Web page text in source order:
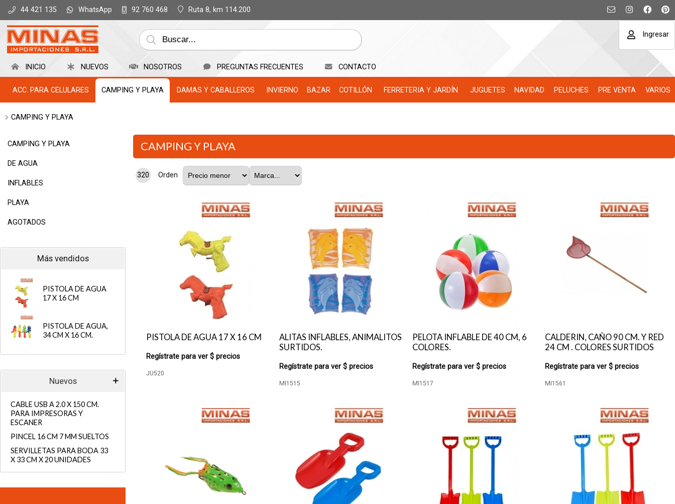
44 421 135 WhatsApp 92 760 468 Ruta 8, km 114.200
Ingresar
INICIO NUEVOS NOSOTROS PREGUNTAS FRECUENTES CONTACTO
ACC. PARA CELULARES CAMPING Y PLAYA DAMAS Y CABALLEROS INVIERNO BAZAR COTILLÓN FERRETERIA Y JARDÍN JUGUETES NAVIDAD PELUCHES PRE VENTA VARIOS
CAMPING Y PLAYA
CAMPING Y PLAYA
DE AGUA
INFLABLES
PLAYA
AGOTADOS
Más vendidos
PISTOLA DE AGUA
17 X 16 CM
PISTOLA DE AGUA,
34 CM X 16 CM.
Nuevos
CABLE USB A 2.0 X 150 CM.
PARA IMPRESORAS Y
ESCANER
PINCEL 16 CM 7 MM SUELTOS
SERVILLETAS PARA BODA 33
X 33 CM X 20 UNIDADES
CAMPING Y PLAYA
320 Orden
PISTOLA DE AGUA 17 X 16 CM
Regístrate para ver $ precios
JU520
ALITAS INFLABLES, ANIMALITOS
SURTIDOS.
Regístrate para ver $ precios
MI1515
PELOTA INFLABLE DE 40 CM, 6
COLORES.
Regístrate para ver $ precios
MI1517
CALDERIN, CAÑO 90 CM. Y RED
24 CM . COLORES SURTIDOS
Regístrate para ver $ precios
MI1561